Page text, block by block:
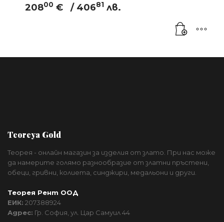
20800 € / 40681 лв.
Teoreya Gold
Теорея - онлайн магазин за изделия от злато. При нас може
да намерите голямо разнообразие от златни пръстени,
обеци, гривни, колиета, синджири, медальони и други.
Теорея Рент ООД
ЕИК: 207388924
Адрес: Гр. София, ул. Цар Самуил 44